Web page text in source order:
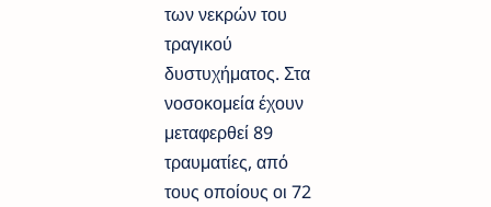
των νεκρών του
τραγικού
δυστυχήματος. Στα
νοσοκομεία έχουν
μεταφερθεί 89
τραυματίες, από
τους οποίους οι 72